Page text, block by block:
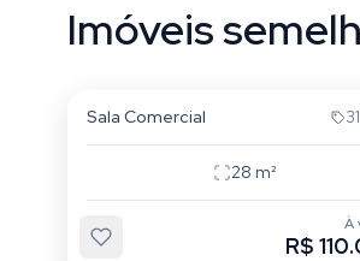
Imóveis
Sala Comercial
28 m²
À
R$